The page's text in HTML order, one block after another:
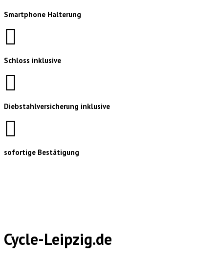
Smartphone Halterung
Schloss inklusive
Diebstahlversicherung inklusive
sofortige Bestätigung
Cycle-Leipzig.de